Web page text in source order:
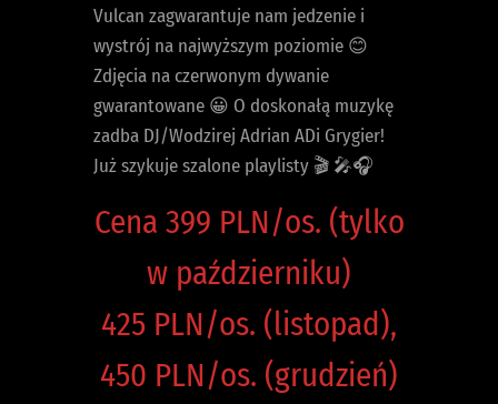
Vulcan zagwarantuje nam jedzenie i
wystrój na najwyższym poziomie 😊
Zdjęcia na czerwonym dywanie
gwarantowane 😀 O doskonałą muzykę
zadba DJ/Wodzirej Adrian ADi Grygier!
Już szykuje szalone playlisty 🎬 🎤🎧
Cena 399 PLN/os. (tylko
w październiku)
425 PLN/os. (listopad),
450 PLN/os. (grudzień)